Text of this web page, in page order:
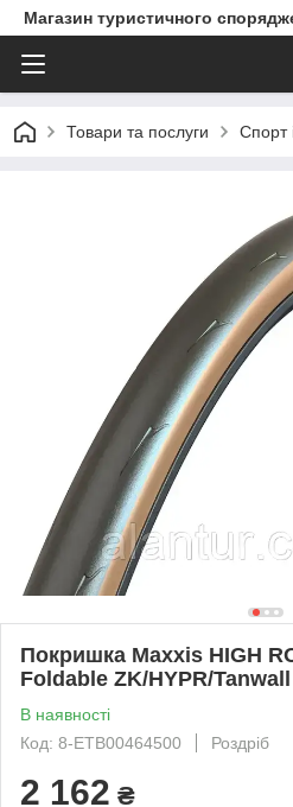
Магазин туристичного
Товари та послуги Спорт
Покришка Maxxis HIGH
Foldable ZK/HYPR/Tanwall
В наявності
Код: 8-ETB00464500
Роздріб
2 162 ₴